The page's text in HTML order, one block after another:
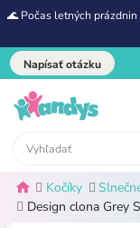
🌊 Počas letných prázdnin
Napísať otázku
Kočíky
Design clona Grey